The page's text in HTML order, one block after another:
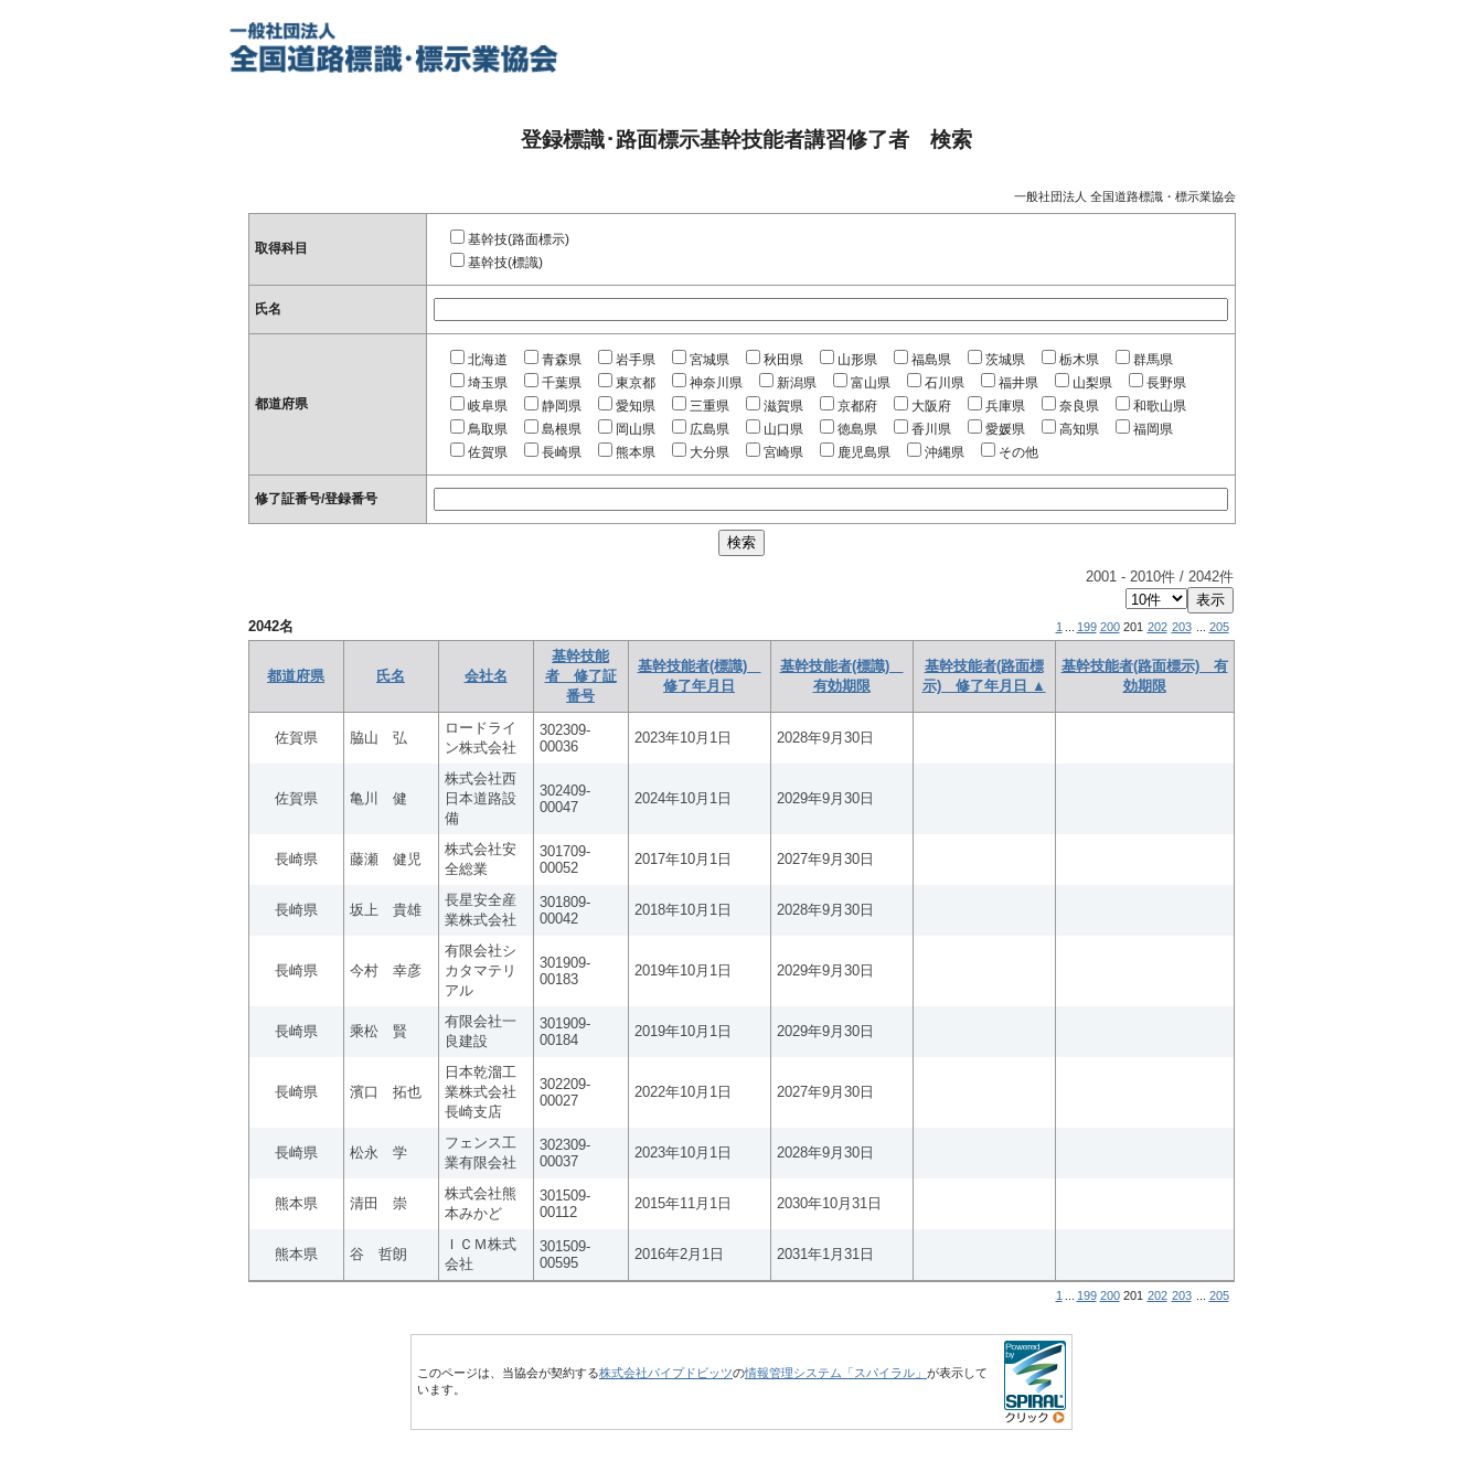
登録標識･路面標示基幹技能者講習修了者 検索
一般社団法人 全国道路標識・標示業協会
取得科目
基幹技(路面標示)
基幹技(標識)
氏名
都道府県
北海道 青森県 岩手県 宮城県 秋田県 山形県 福島県 茨城県 栃木県
群馬県
埼玉県
千葉県 東京都 神奈川県 新潟県 富山県 石川県 福井県 山梨県
長野県
岐阜県
静岡県 愛知県 三重県 滋賀県 京都府 大阪府 兵庫県 奈良県
和歌山県
鳥取県
島根県 岡山県 広島県 山口県 徳島県 香川県 愛媛県 高知県
福岡県
佐賀県
長崎県 熊本県 大分県 宮崎県 鹿児島県 沖縄県 その他
修了証番号/登録番号
2001- 2010件 / 2042件
2042名 1 199 200 201 202 203 205
都道府県 氏名 会社名
基幹技能
者 修了証
番号
基幹技能者(標識)
修了年月日
基幹技能者(標識)
有効期限
基幹技能者(路面標
示) 修了年月日 ▲
基幹技能者(路面標示) 有
効期限
佐賀県 脇山 弘
ロードライ
ン株式会社
302309-
00036
2023年10月1日 2028年9月30日
佐賀県 亀川 健
株式会社西
日本道路設
備
302409-
00047
2024年10月1日 2029年9月30日
長崎県 藤瀬 健児
株式会社安
全総業
301709-
00052
2017年10月1日 2027年9月30日
長崎県 坂上 貴雄
長星安全産
業株式会社
301809-
00042
2018年10月1日 2028年9月30日
長崎県 今村 幸彦
有限会社シ
カタマテリ
アル
301909-
00183
2019年10月1日 2029年9月30日
長崎県 乘松 賢
有限会社一
良建設
301909-
00184
2019年10月1日 2029年9月30日
長崎県 濱口 拓也
日本乾溜工
業株式会社
長崎支店
302209-
00027
2022年10月1日 2027年9月30日
長崎県 松永 学
フェンス工
業有限会社
302309-
00037
2023年10月1日 2028年9月30日
熊本県 清田 崇
株式会社熊
本みかど
301509-
00112
2015年11月1日 2030年10月31日
熊本県 谷 哲朗
ＩＣＭ株式
会社
301509-
00595
2016年2月1日 2031年1月31日
1 199 200 201 202 203 205
このページは、当協会が契約する株式会社パイプドビッツの情報管理システム「スパイラル」 が表示して
います。